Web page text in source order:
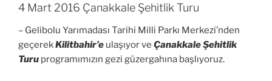
4 Mart 2016 Çanakkale Şehitlik Turu
– Gelibolu Yarımadası Tarihi Milli Parkı Merkezi’nden
geçerekKilitbahir’e ulaşıyor ve Çanakkale Şehitlik
Turu programımızın gezi güzergahına başlıyoruz.